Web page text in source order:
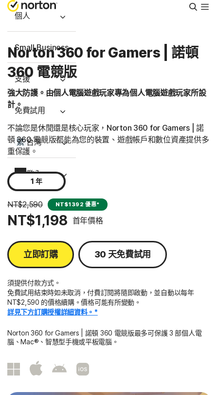
搜
尋
個人
Small Business
支援
免費試用
台灣
登入
Norton 360 for Gamers | 諾頓
360 電競版
強大防護。由個人電腦遊戲玩家專為個人電腦遊戲玩家所設
計。
不論您是休閒還是核心玩家，Norton 360 for Gamers | 諾
頓 360 電競版都能為您的裝置、遊戲帳戶和數位資產提供多
重保護。
1 年
NT$2,590 NT$1392 優惠*
NT$1,198 首年價格
立即訂購 30 天免費試用
須提供付款方式。
免費試用結束時如未取消，付費訂閱將隨即啟動，並自動以每年
NT$2,590 的價格續購。價格可能有所變動。
詳見下方訂購授權詳細資料。*
Norton 360 for Gamers | 諾頓 360 電競版最多可保護 3 部個人電
腦、Mac®、智慧型手機或平板電腦。